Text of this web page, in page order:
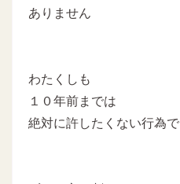
ありません
わたくしも
１０年前までは
絶対に許したくない行為で